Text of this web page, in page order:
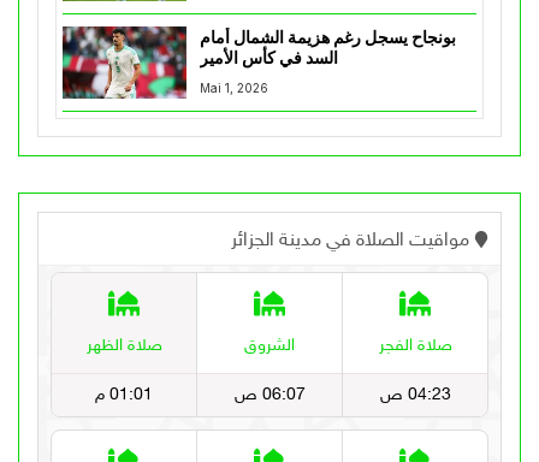
بونجاح يسجل رغم هزيمة الشمال أمام
السد في كأس الأمير
Mai 1, 2026